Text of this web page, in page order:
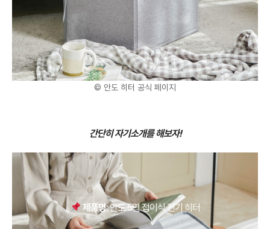
© 안도 히터 공식 페이지
간단히 자기소개를 해보자!
제품명: 안도 5면 접이식 전기 히터